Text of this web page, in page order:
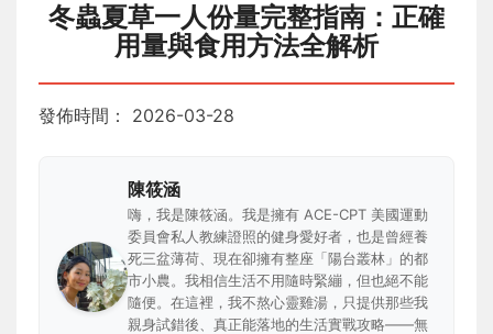
冬蟲夏草一人份量完整指南：正確
用量與食用方法全解析
發佈時間： 2026-03-28
陳筱涵
嗨，我是陳筱涵。我是擁有 ACE-CPT 美國運動
委員會私人教練證照的健身愛好者，也是曾經養
死三盆薄荷、現在卻擁有整座「陽台叢林」的都
市小農。我相信生活不用隨時緊繃，但也絕不能
隨便。在這裡，我不熬心靈雞湯，只提供那些我
親身試錯後、真正能落地的生活實戰攻略——無